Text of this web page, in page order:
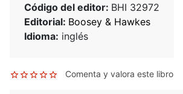
Código del editor: BHI 32972
Editorial: Boosey & Hawkes
Idioma: inglés
Comenta y valora este libro